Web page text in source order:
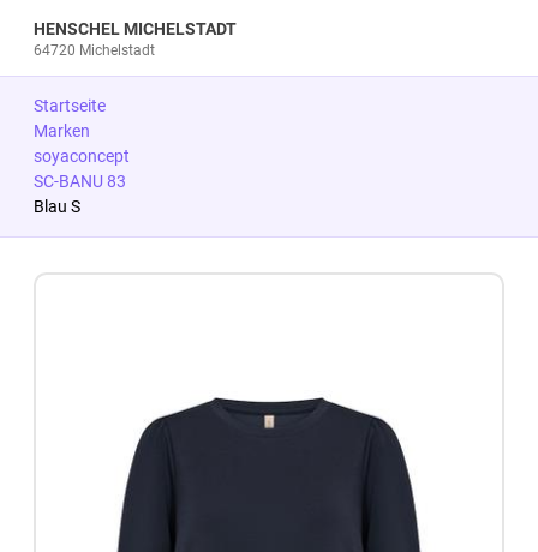
HENSCHEL MICHELSTADT
64720 Michelstadt
Startseite
Marken
soyaconcept
SC-BANU 83
Blau S